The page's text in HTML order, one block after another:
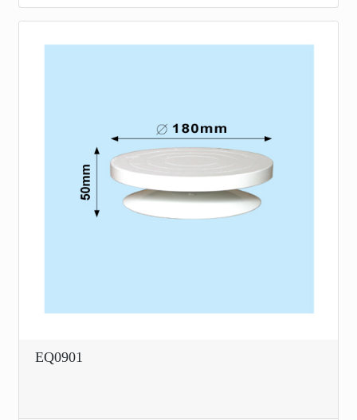
EQ0901